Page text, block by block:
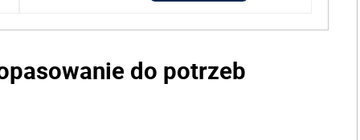
do potrzeb